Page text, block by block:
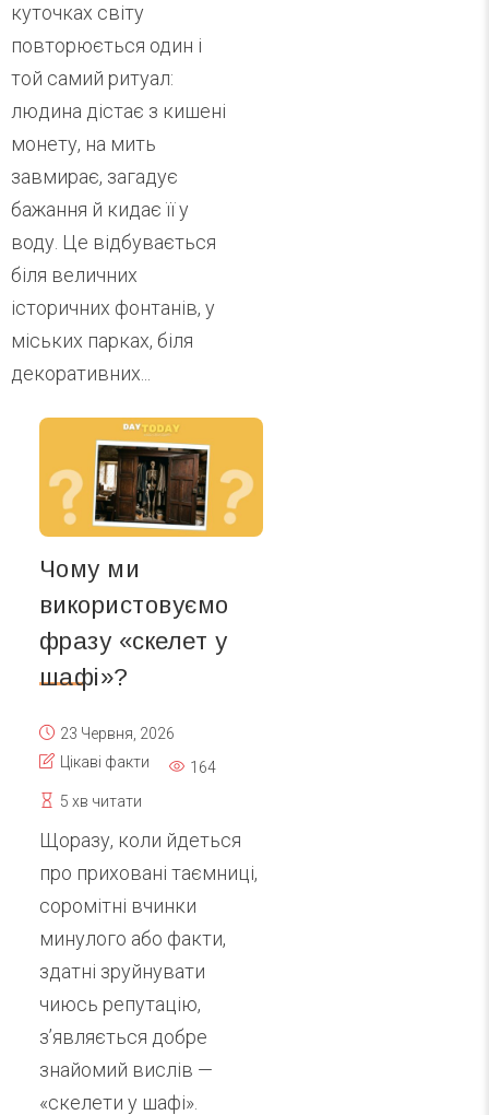
куточках світу
повторюється один і
той самий ритуал:
людина дістає з кишені
монету, на мить
завмирає, загадує
бажання й кидає її у
воду. Це відбувається
біля величних
історичних фонтанів, у
міських парках, біля
декоративних...
Чому ми
використовуємо
фразу «скелет у
шафі»?
23 Червня, 2026
Цікаві факти
164
5 хв читати
Щоразу, коли йдеться
про приховані таємниці,
соромітні вчинки
минулого або факти,
здатні зруйнувати
чиюсь репутацію,
з’являється добре
знайомий вислів —
«скелети у шафі».